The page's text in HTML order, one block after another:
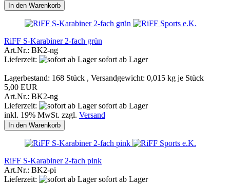
In den Warenkorb
RiFF S-Karabiner 2-fach grün
Art.Nr.: BK2-ng
Lieferzeit:
sofort ab Lager
Lagerbestand: 168 Stück , Versandgewicht: 0,015 kg je Stück
5,00 EUR
Art.Nr.: BK2-ng
Lieferzeit:
sofort ab Lager
inkl. 19% MwSt. zzgl. Versand
In den Warenkorb
RiFF S-Karabiner 2-fach pink
Art.Nr.: BK2-pi
Lieferzeit:
sofort ab Lager